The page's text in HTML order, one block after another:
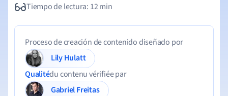
Tiempo de lectura: 12 min
Proceso de creación de contenido diseñado por
Lily Hulatt
Qualitédu contenu vérifiée par
Gabriel Freitas